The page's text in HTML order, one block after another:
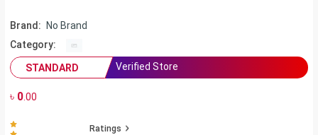
Brand:
No Brand
Category:
STANDARD
Verified Store
৳ 0.00
Ratings